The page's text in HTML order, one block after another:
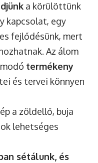
a körülöttünk
kapcsolat, egy
fejlődésünk, mert
Az álom
termékeny
és tervei könnyen
a zöldellő, buja
lehetséges
sétálunk, és